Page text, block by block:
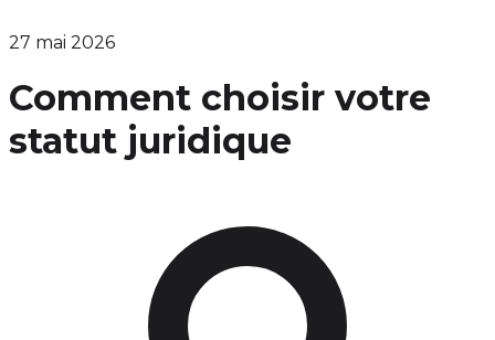
27 mai 2026
Comment choisir votre
statut juridique